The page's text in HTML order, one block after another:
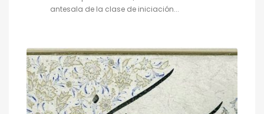
antesala de la clase de iniciación...